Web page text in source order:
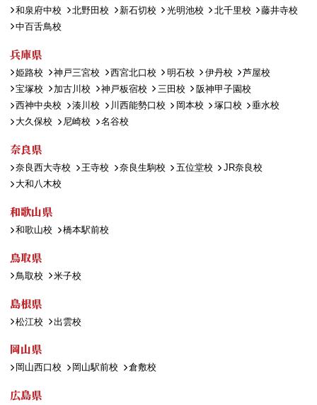
和泉府中校
北野田校 新石切校 光明池校 北千里校
藤井寺校
中百舌鳥校
兵庫県
姫路校 神戸三宮校 西宮北口校 明石校 伊丹校
芦屋校
宝塚校
加古川校 神戸板宿校 三田校
阪神甲子園校
西神中央校
湊川校 川西能勢口校 岡本校 塚口校
垂水校
大久保校
尼崎校 名谷校
奈良県
奈良西大寺校 王寺校 奈良生駒校 五位堂校
JR奈良校
大和八木校
和歌山県
和歌山校 橋本駅前校
鳥取県
鳥取校 米子校
島根県
松江校 出雲校
岡山県
岡山西口校 岡山駅前校 倉敷校
広島県